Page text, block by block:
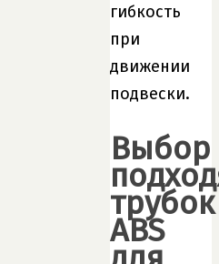
гибкость
при
движении
подвески.
Выбор
трубок
ABS